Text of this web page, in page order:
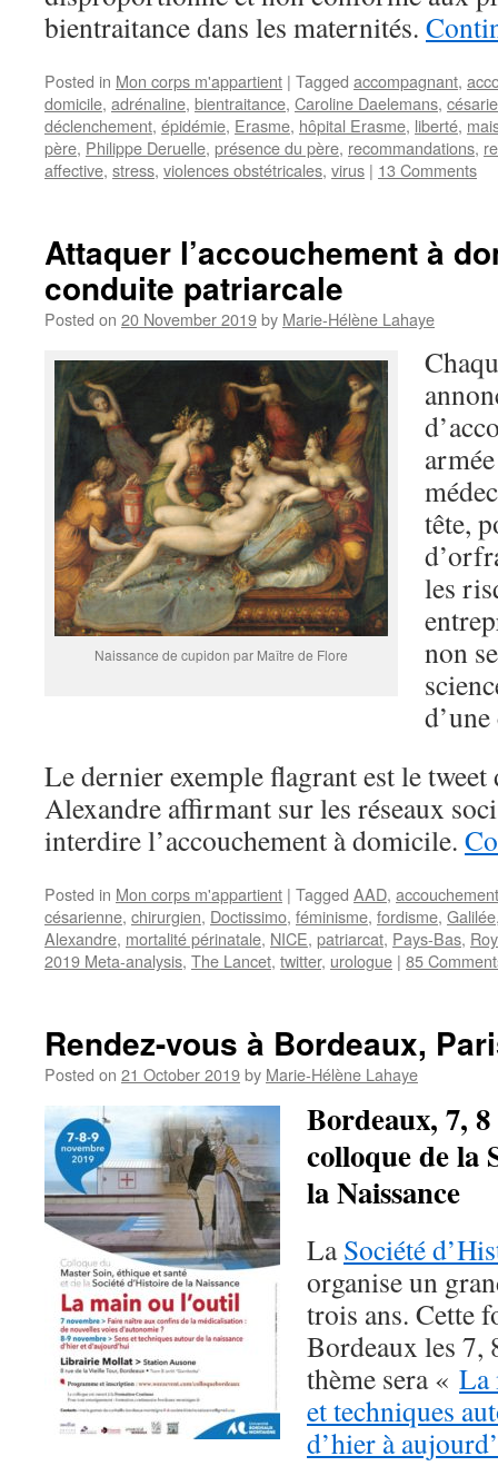
bientraitance dans les maternités.
Posted in Mon corps m'appartient | Tagged accompagnant,
domicile, adrénaline, bientraitance, Caroline Daelemans,
déclenchement, épidémie, Erasme, hôpital Erasme, liberté,
père, Philippe Deruelle, présence du père, recommandations,
affective, stress, violences obstétricales, virus | 13 Comments
Attaquer l’accouchement à
conduite patriarcale
Posted on 20 November 2019by Marie-Hélène Lahaye
Naissance de cupidon par Maître de Flore
tête,
les
non
Le dernier exemple flagrant est le
Alexandre affirmant sur les réseaux
interdire l’accouchement à domicile.
Posted in Mon corps m'appartient | Tagged AAD,
césarienne, chirurgien, Doctissimo, féminisme, fordisme, Galilée
Alexandre, mortalité périnatale, NICE, patriarcat, Pays-Bas,
2019 Meta-analysis, The Lancet, twitter, urologue | 85
Rendez-vous à Bordeaux,
Posted on 21 October 2019by Marie-Hélène Lahaye
Bordeaux, 7,
colloque de la
la Naissance
LaSociété
organise un
trois ans. Cette
Bordeaux les 7,
thème sera « La
et techniques
d’hier à